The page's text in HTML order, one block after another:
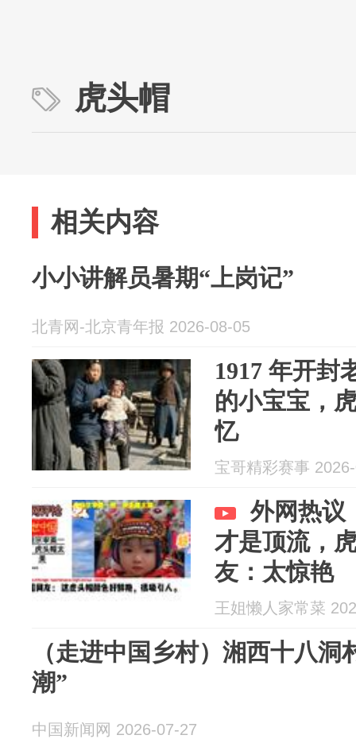
虎头帽
相关内容
小小讲解员暑期“上岗记”
北青网-北京青年报 2026-08-05
1917 年开封
的小宝宝，
忆
宝哥精彩赛事
外网热议
才是顶流，
友：太惊艳
王姐懒人家常菜
（走进中国乡村）湘西十八洞
潮”
中国新闻网 2026-07-27